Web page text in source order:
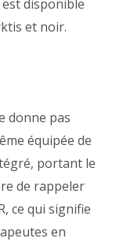
disponible
et noir.
donne pas
équipée de
portant le
de rappeler
ce qui signifie
en